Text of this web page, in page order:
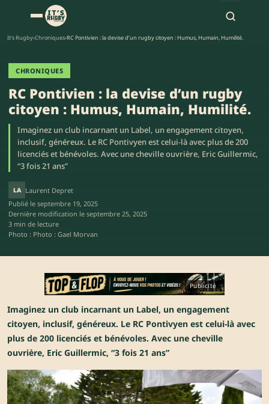
It's Rugby›Chroniques›RC Pontivien : la devise d’un rugby citoyen : Humus, Humain, Humilité.
CHRONIQUES
RC Pontivien : la devise d’un rugby
citoyen : Humus, Humain, Humilité.
Imaginez un club incarnant un Label, un engagement citoyen,
inclusif, généreux. Le RC Pontivyen est celui-là avec plus de 200
licenciés et bénévoles. Avec une cheville ouvrière, Eric Guillermic,
“3 fois 21 ans”
LA
Laurent Depret
Publié le septembre 19, 2025
Dernière modification le septembre 25, 2025
3 min de lecture
Photo : Photo : Gael Morvan
Publicité
Imaginez un club incarnant un Label, un engagement
citoyen, inclusif, généreux. Le RC Pontivyen est celui-là avec
plus de 200 licenciés et bénévoles. Avec une cheville
ouvrière, Eric Guillermic, “3 fois 21 ans”